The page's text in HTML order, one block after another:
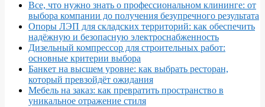
Все, что нужно знать о профессиональном клининге: от
выбора компании до получения безупречного результата
Опоры ЛЭП для складских территорий: как обеспечить
надёжную и безопасную электроснабженность
Дизельный компрессор для строительных работ:
основные критерии выбора
Банкет на высшем уровне: как выбрать ресторан,
который превзойдёт ожидания
Мебель на заказ: как превратить пространство в
уникальное отражение стиля